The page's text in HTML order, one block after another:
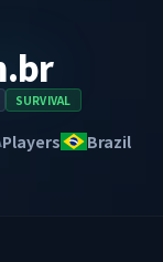
SURVIVAL
Players
Brazil